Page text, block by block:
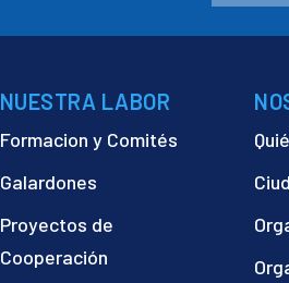
NUESTRA LABOR
Formacion y Comités
Galardones
Proyectos de
Cooperación